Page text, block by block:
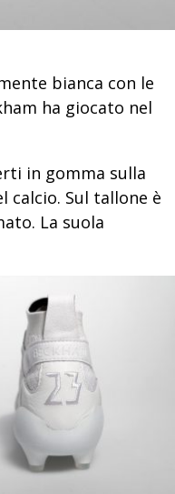
bianca con le
ha giocato nel
in gomma sulla
calcio. Sul tallone è
La suola